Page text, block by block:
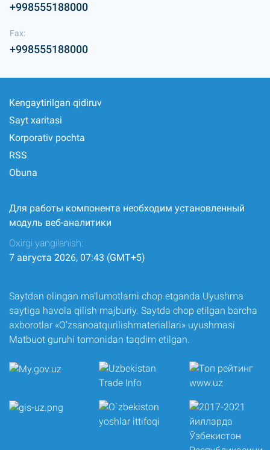
+998555188000
Fax:
+998555188000
Kengaytirilgan qidiruv
Sayt xaritasi
Korporativ pochta
RSS
Obuna
Для работы компонента необходим установленный
модуль веб-аналитики
Oxirgi yangilanish:
7 августа 2026, 07:43 (GMT+5)
Saytdan olingan ma’lumotlarni chop etganda Uyushma
saytiga havola qilish majburiy. Saytda chop etilgan barcha
axborotlar «O‘zsanoatqurilishmateriallari» uyushmasi
Matbuot guruhi tomonidan taqdim etilgan.